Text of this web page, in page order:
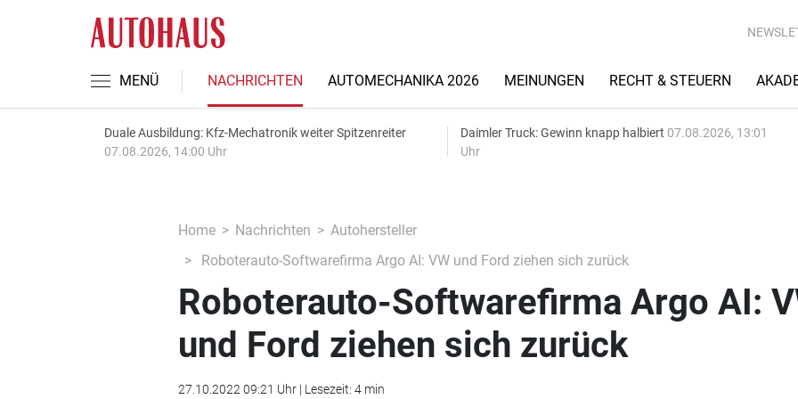
MENÜ NACHRICHTEN AUTOMECHANIKA 2026 MEINUNGEN RECHT & STEUERN
Duale Ausbildung: Kfz-Mechatronik weiter Spitzenreiter
07.08.2026, 14:00 Uhr
Daimler Truck: Gewinn knapp halbiert 07.08.2026, 13:01
Uhr
Home Nachrichten
Autohersteller
Roboterauto-Softwarefirma Argo AI: VW und Ford ziehen sich zurück
Roboterauto-Softwarefirma Argo AI:
und Ford ziehen sich zurück
27.10.2022 09:21 Uhr | Lesezeit: 4 min